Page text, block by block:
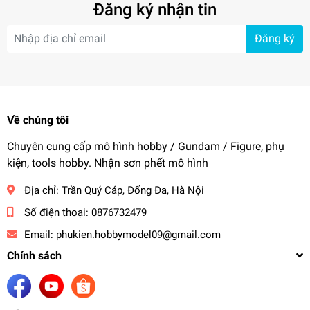
Đăng ký nhận tin
Đăng ký
Về chúng tôi
Chuyên cung cấp mô hình hobby / Gundam / Figure, phụ
kiện, tools hobby. Nhận sơn phết mô hình
Địa chỉ: Trần Quý Cáp, Đống Đa, Hà Nội
Số điện thoại: 0876732479
Email: phukien.hobbymodel09@gmail.com
Chính sách